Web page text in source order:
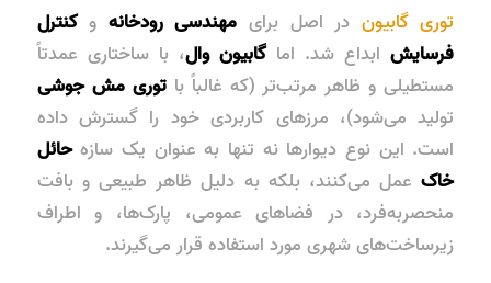
توری گابیون در اصل برای مهندسی رودخانه وکنترل
فرسایشابداع شد. اماگابیون وال، با ساختاری عمدتاً
مستطیلی و ظاهر مرتب‌تر (که غالباً باتوری مش جوشی
تولید می‌شود)، مرزهای کاربردی خود را گسترش داده
است. این نوع دیوارها نه تنها به عنوان یک سازهحائل
خاکعمل می‌کنند، بلکه به دلیل ظاهر طبیعی و بافت
منحصربه‌فرد، در فضاهای عمومی، پارک‌ها، و اطراف
زیرساخت‌های شهری مورد استفاده قرار می‌گیرند.